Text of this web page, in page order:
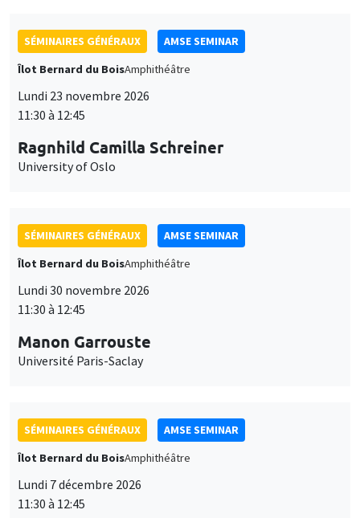
SÉMINAIRES GÉNÉRAUX
AMSE SEMINAR
Îlot Bernard du BoisAmphithéâtre
Lundi 23 novembre 2026
11:30 à 12:45
Ragnhild Camilla Schreiner
University of Oslo
SÉMINAIRES GÉNÉRAUX
AMSE SEMINAR
Îlot Bernard du BoisAmphithéâtre
Lundi 30 novembre 2026
11:30 à 12:45
Manon Garrouste
Université Paris-Saclay
SÉMINAIRES GÉNÉRAUX
AMSE SEMINAR
Îlot Bernard du BoisAmphithéâtre
Lundi 7 décembre 2026
11:30 à 12:45